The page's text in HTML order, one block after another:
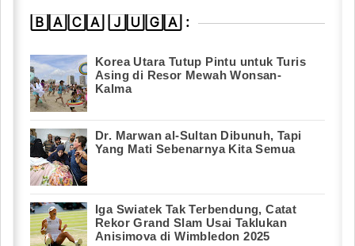
🄱🄰🄲🄰 🄹🅄🄶🄰 :
Korea Utara Tutup Pintu untuk Turis
Asing di Resor Mewah Wonsan-
Kalma
Dr. Marwan al-Sultan Dibunuh, Tapi
Yang Mati Sebenarnya Kita Semua
Iga Swiatek Tak Terbendung, Catat
Rekor Grand Slam Usai Taklukan
Anisimova di Wimbledon 2025